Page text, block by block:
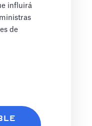
influirá
de